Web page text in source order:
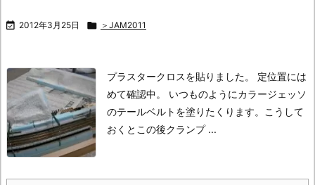
 2012年3月25日  ＞JAM2011
プラスタークロスを貼りました。
定位置には
めて確認中。
いつものようにカラージェッソ
のテールベルトを塗りたくります。
こうして
おくとこの後クランプ ...